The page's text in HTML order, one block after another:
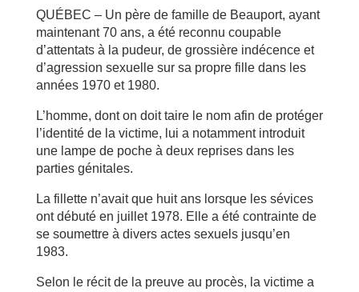
QUÉBEC – Un père de famille de Beauport, ayant
maintenant 70 ans, a été reconnu coupable
d’attentats à la pudeur, de grossière indécence et
d’agression sexuelle sur sa propre fille dans les
années 1970 et 1980.
L’homme, dont on doit taire le nom afin de protéger
l’identité de la victime, lui a notamment introduit
une lampe de poche à deux reprises dans les
parties génitales.
La fillette n’avait que huit ans lorsque les sévices
ont débuté en juillet 1978. Elle a été contrainte de
se soumettre à divers actes sexuels jusqu’en
1983.
Selon le récit de la preuve au procès, la victime a